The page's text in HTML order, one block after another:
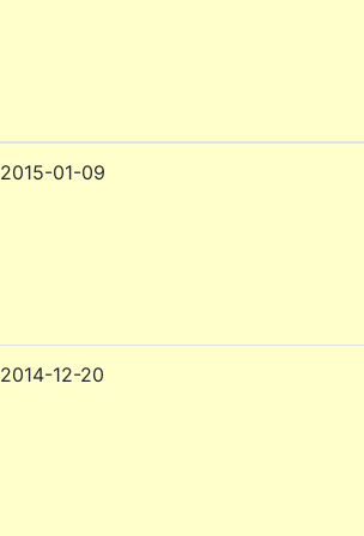
2015-01-09
2014-12-20